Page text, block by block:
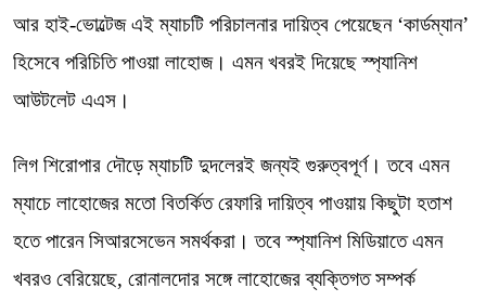
আর হাই-ভোল্টেজ এই ম্যাচটি পরিচালনার দায়িত্ব পেয়েছেন ‘কার্ডম্যান’
হিসেবে পরিচিতি পাওয়া লাহোজ। এমন খবরই দিয়েছে স্প্যানিশ
আউটলেট এএস।
লিগ শিরোপার দৌড়ে ম্যাচটি দুদলেরই জন্যই গুরুত্বপূর্ণ। তবে এমন
ম্যাচে লাহোজের মতো বিতর্কিত রেফারি দায়িত্ব পাওয়ায় কিছুটা হতাশ
হতে পারেন সিআরসেভেন সমর্থকরা। তবে স্প্যানিশ মিডিয়াতে এমন
খবরও বেরিয়েছে, রোনালদোর সঙ্গে লাহোজের ব্যক্তিগত সম্পর্ক